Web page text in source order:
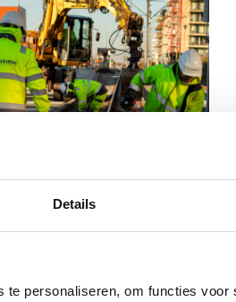
Details
personaliseren, om functies voor